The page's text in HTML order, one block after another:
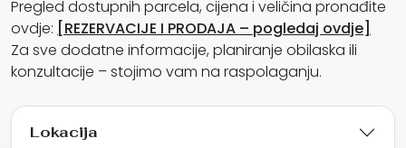
Pregled dostupnih parcela, cijena i veličina pronađite
ovdje: [REZERVACIJE I PRODAJA – pogledaj ovdje]
Za sve dodatne informacije, planiranje obilaska ili
konzultacije – stojimo vam na raspolaganju.
Lokacija